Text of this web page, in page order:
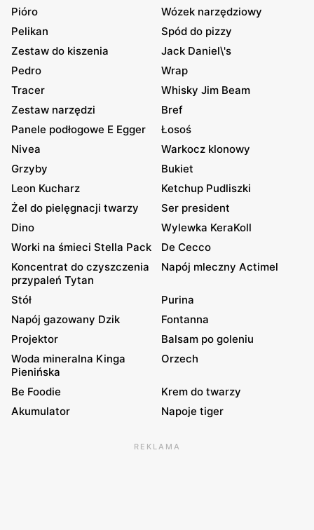
Pióro
Wózek narzędziowy
Pelikan
Spód do pizzy
Zestaw do kiszenia
Jack Daniel\'s
Pedro
Wrap
Tracer
Whisky Jim Beam
Zestaw narzędzi
Bref
Panele podłogowe E Egger
Łosoś
Nivea
Warkocz klonowy
Grzyby
Bukiet
Leon Kucharz
Ketchup Pudliszki
Żel do pielęgnacji twarzy
Ser president
Dino
Wylewka KeraKoll
Worki na śmieci Stella Pack
De Cecco
Koncentrat do czyszczenia
przypaleń Tytan
Napój mleczny Actimel
Stół
Purina
Napój gazowany Dzik
Fontanna
Projektor
Balsam po goleniu
Woda mineralna Kinga
Pienińska
Orzech
Be Foodie
Krem do twarzy
Akumulator
Napoje tiger
REKLAMA